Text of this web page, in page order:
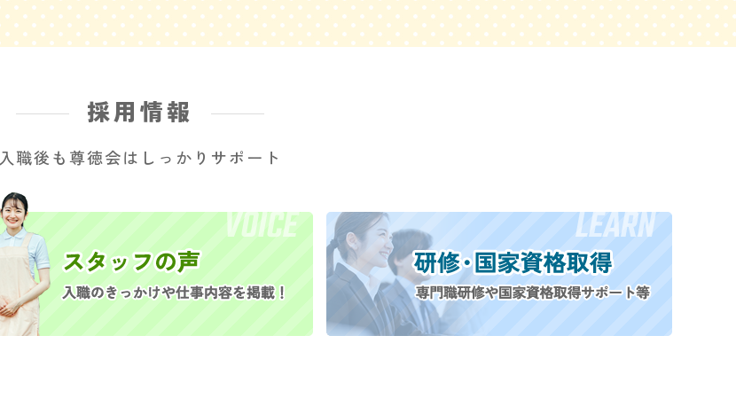
採用情報
入職後も尊徳会はしっかりサポート